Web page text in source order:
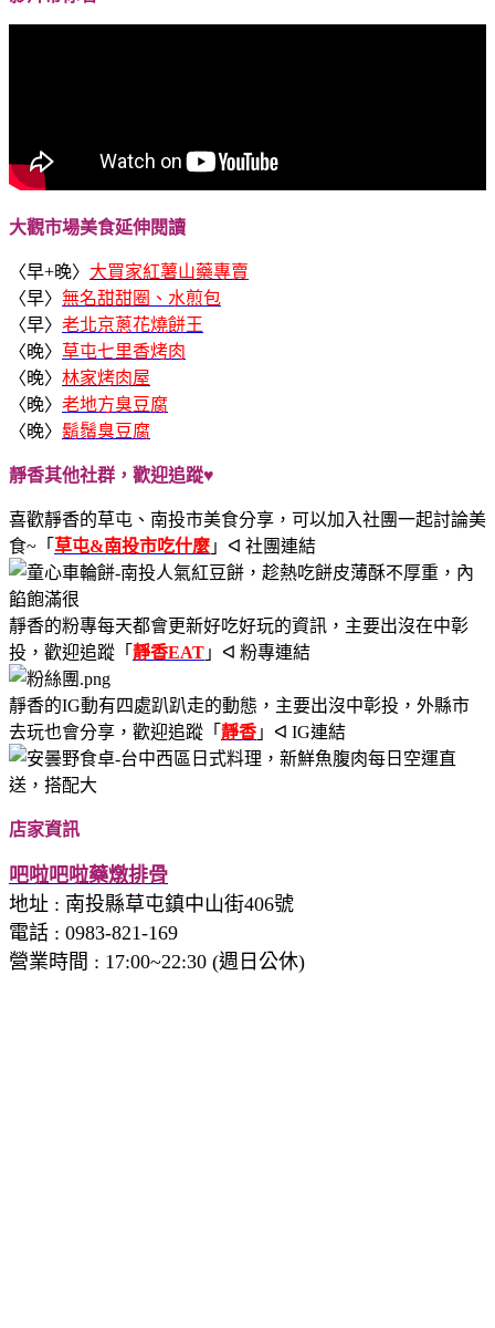
大觀市場美食延伸閱讀
〈早+晚〉 大買家紅薯山藥專賣
〈早〉 無名甜甜圈、水煎包
〈早〉 老北京蔥花燒餅王
〈晚〉 草屯七里香烤肉
〈晚〉 林家烤肉屋
〈晚〉 老地方臭豆腐
〈晚〉 鬍鬚臭豆腐
靜香其他社群，歡迎追蹤♥
喜歡靜香的草屯、南投市美食分享，可以加入社團一起討論美
食~ 「 草屯&南投市吃什麼 」ᐊ 社團連結
靜香的粉專每天都會更新好吃好玩的資訊，主要出沒在中彰
投，歡迎追蹤 「 靜香EAT 」ᐊ 粉專連結
靜香的IG動有四處趴趴走的動態，主要出沒中彰投，外縣市
去玩也會分享，歡迎追蹤 「 靜香 」ᐊ IG連結
店家資訊
吧啦吧啦藥燉排骨
地址 : 南投縣草屯鎮中山街406號
電話 : 0983-821-169
營業時間 : 17:00~22:30 (週日公休)